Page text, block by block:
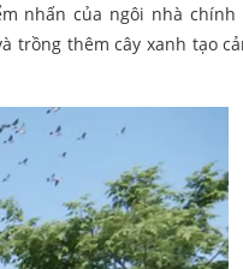
nhấn của ngôi nhà chính
trồng thêm cây xanh tạo